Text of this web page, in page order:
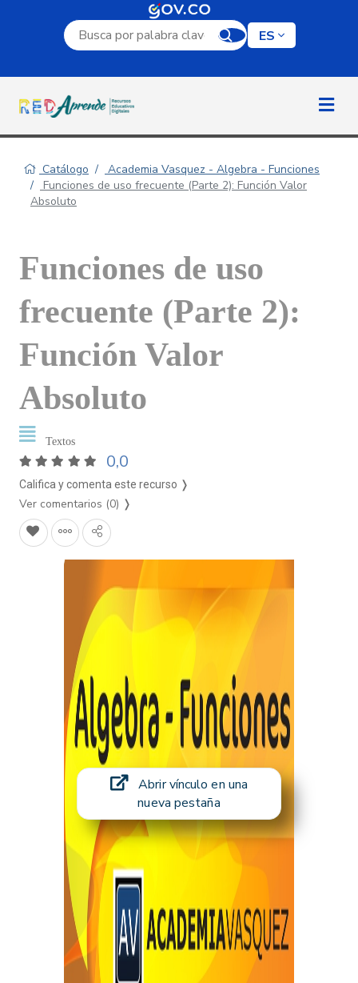
Campo de búsqueda por palabra clave
ES
Catálogo
Academia Vasquez - Algebra - Funciones
Funciones de uso frecuente (Parte 2): Función Valor
Absoluto
Funciones de uso
frecuente (Parte 2):
Función Valor
Absoluto
Textos
0,0
Califica y comenta este recurso ❭
Ver comentarios (0) ❭
Abrir vínculo en una
nueva pestaña